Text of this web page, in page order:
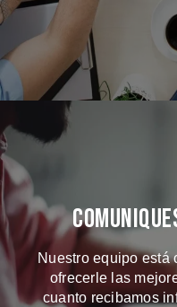
Nuestro equipo está
ofrecerle las
cuanto recibamos